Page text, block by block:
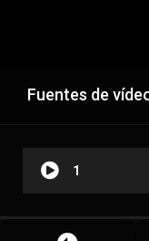
Fuentes de
1